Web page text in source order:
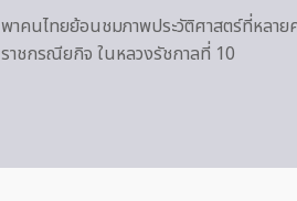
พาคนไทยย้อนชมภาพประวัติศาสตร์ที่หลาย
ราชกรณียกิจ ในหลวงรัชกาลที่ 10